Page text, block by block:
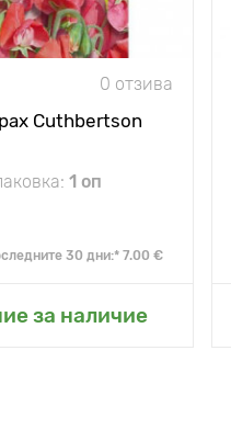
0 отзива
Cuthbertson
1 оп
30 дни:* 7.00 €
за наличие
30 х 35 см
градина